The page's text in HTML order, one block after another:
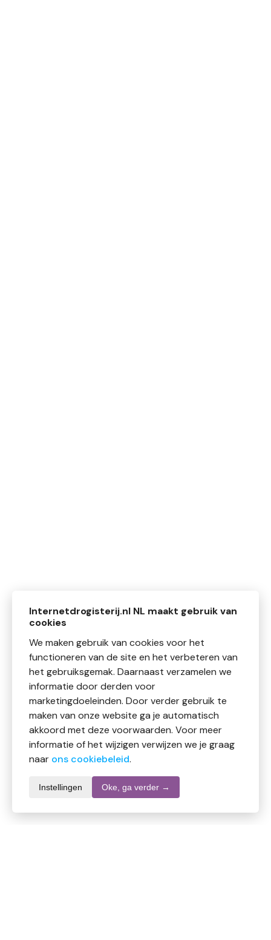
Internetdrogisterij.nl NL maakt gebruik van
cookies
We maken gebruik van cookies voor het
functioneren van de site en het verbeteren van
het gebruiksgemak. Daarnaast verzamelen we
informatie door derden voor
marketingdoeleinden. Door verder gebruik te
maken van onze website ga je automatisch
akkoord met deze voorwaarden. Voor meer
informatie of het wijzigen verwijzen we je graag
naar ons cookiebeleid.
Instellingen Oke, ga verder →